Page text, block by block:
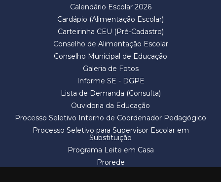
Calendário Escolar 2026
Cardápio (Alimentação Escolar)
Carteirinha CEU (Pré-Cadastro)
Conselho de Alimentação Escolar
Conselho Municipal de Educação
Galeria de Fotos
Informe SE - DGPE
Lista de Demanda (Consulta)
Ouvidoria da Educação
Processo Seletivo Interno de Coordenador Pedagógico
Processo Seletivo para Supervisor Escolar em
Substituição
Programa Leite em Casa
Prorede